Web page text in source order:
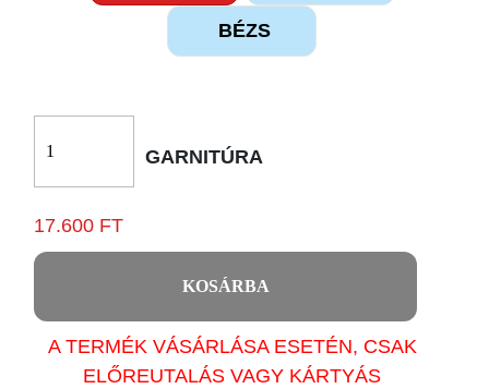
BÉZS
GARNITÚRA
17.600 FT
KOSÁRBA
A TERMÉK VÁSÁRLÁSA ESETÉN, CSAK
ELŐREUTALÁS VAGY KÁRTYÁS